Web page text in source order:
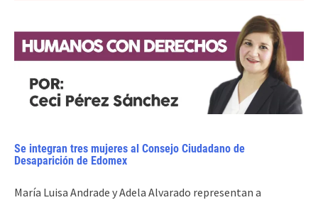
Se integran tres mujeres al Consejo Ciudadano de
Desaparición de Edomex
María Luisa Andrade y Adela Alvarado representan a